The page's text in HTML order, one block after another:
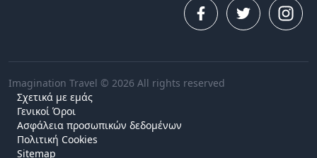
Imagination Travel © 2026 All rights reserved
Σχετικά με εμάς
Γενικοί Όροι
Ασφάλεια προσωπικών δεδομένων
Πολιτική Cookies
Sitemap